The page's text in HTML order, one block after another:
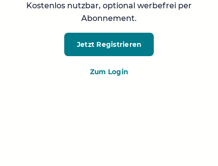
Kostenlos nutzbar, optional werbefrei per
Abonnement.
Jetzt Registrieren
Zum Login